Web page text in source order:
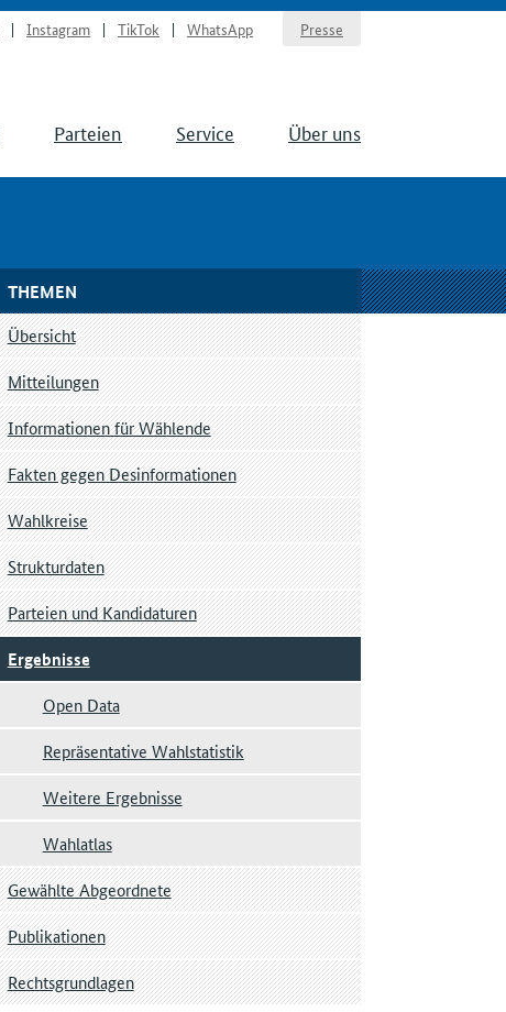
Instagram TikTok WhatsApp Presse
Parteien Service Über uns
THEMEN
Übersicht
Mitteilungen
Informationen für Wählende
Fakten gegen Desinformationen
Wahlkreise
Strukturdaten
Parteien und Kandidaturen
Ergebnisse
Open Data
Repräsentative Wahlstatistik
Weitere Ergebnisse
Wahlatlas
Gewählte Abgeordnete
Publikationen
Rechtsgrundlagen